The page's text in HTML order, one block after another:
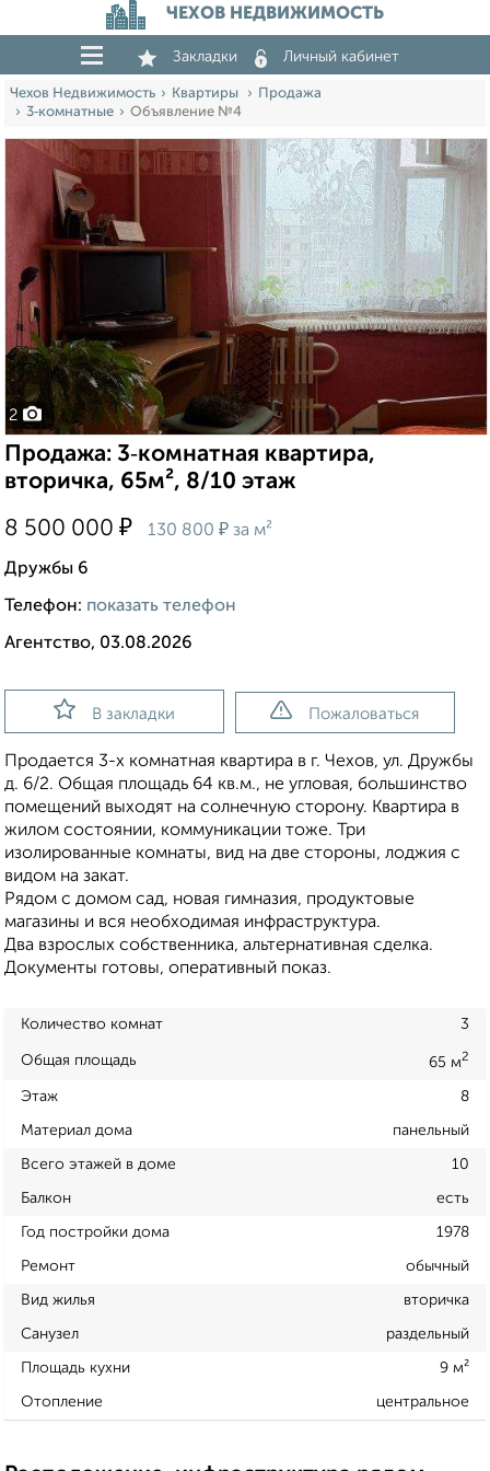
ЧЕХОВ НЕДВИЖИМОСТЬ
Закладки Личный кабинет
Чехов Недвижимость Квартиры
Продажа
3‑комнатные
Объявление №4
2
Продажа: 3‑комнатная квартира,
вторичка, 65м², 8/10 этаж
8 500 000 ₽ 130 800 ₽ за м²
Дружбы 6
Телефон: показать телефон
Агентство, 03.08.2026
В закладки Пожаловаться
Продается 3-х комнатная квартира в г. Чехов, ул. Дружбы
д. 6/2. Общая площадь 64 кв.м., не угловая, большинство
помещений выходят на солнечную сторону. Квартира в
жилом состоянии, коммуникации тоже. Три
изолированные комнаты, вид на две стороны, лоджия с
видом на закат.
Рядом с домом сад, новая гимназия, продуктовые
магазины и вся необходимая инфраструктура.
Два взрослых собственника, альтернативная сделка.
Документы готовы, оперативный показ.
Количество комнат 3
Общая площадь 65 м2
Этаж 8
Материал дома панельный
Всего этажей в доме 10
Балкон есть
Год постройки дома 1978
Ремонт обычный
Вид жилья вторичка
Санузел раздельный
Площадь кухни 9 м²
Отопление центральное